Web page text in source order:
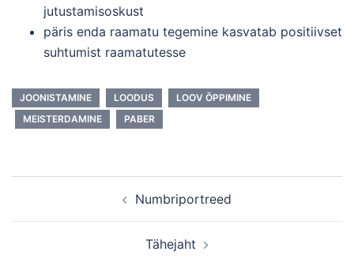
jutustamisoskust
päris enda raamatu tegemine kasvatab positiivset
suhtumist raamatutesse
JOONISTAMINE LOODUS
LOOV ÕPPIMINE
MEISTERDAMINE
PABER
Numbriportreed
Tähejaht